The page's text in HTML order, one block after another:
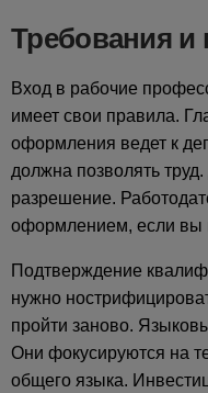
Требования и
Вход в рабочие
имеет свои правила.
оформления ведет к
должна позволять
разрешение.
оформлением, если вы
Подтверждение
нужно
пройти заново.
Они фокусируются на
общего языка.